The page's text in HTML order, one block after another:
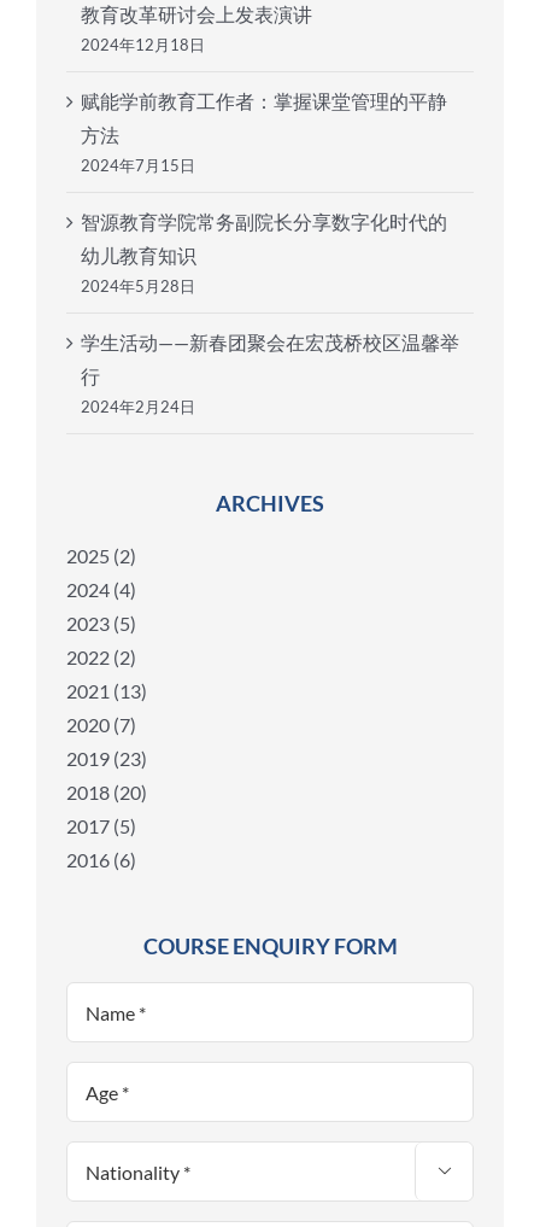
教育改革研讨会上发表演讲
2024年12月18日
赋能学前教育工作者：掌握课堂管理的平静
方法
2024年7月15日
智源教育学院常务副院长分享数字化时代的
幼儿教育知识
2024年5月28日
学生活动——新春团聚会在宏茂桥校区温馨举
行
2024年2月24日
ARCHIVES
2025 (2)
2024 (4)
2023 (5)
2022 (2)
2021 (13)
2020 (7)
2019 (23)
2018 (20)
2017 (5)
2016 (6)
COURSE ENQUIRY FORM
